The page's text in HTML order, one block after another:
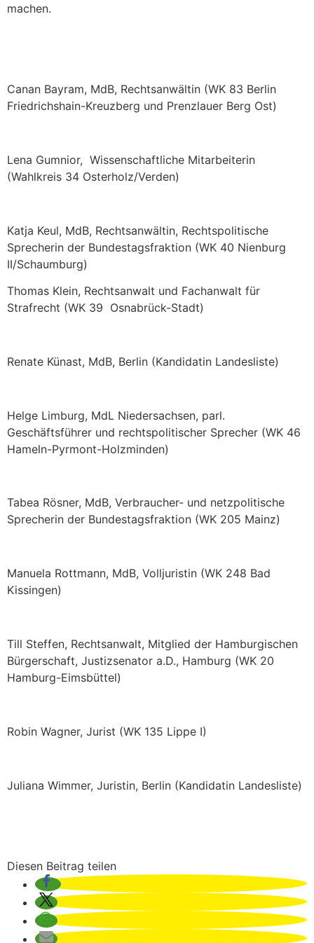
machen.
Canan Bayram, MdB, Rechtsanwältin (WK 83 Berlin
Friedrichshain-Kreuzberg und Prenzlauer Berg Ost)
Lena Gumnior, Wissenschaftliche Mitarbeiterin
(Wahlkreis 34 Osterholz/Verden)
Katja Keul, MdB, Rechtsanwältin, Rechtspolitische
Sprecherin der Bundestagsfraktion (WK 40 Nienburg
II/Schaumburg)
Thomas Klein, Rechtsanwalt und Fachanwalt für
Strafrecht (WK 39 Osnabrück-Stadt)
Renate Künast, MdB, Berlin (Kandidatin Landesliste)
Helge Limburg, MdL Niedersachsen, parl.
Geschäftsführer und rechtspolitischer Sprecher (WK 46
Hameln-Pyrmont-Holzminden)
Tabea Rösner, MdB, Verbraucher- und netzpolitische
Sprecherin der Bundestagsfraktion (WK 205 Mainz)
Manuela Rottmann, MdB, Volljuristin (WK 248 Bad
Kissingen)
Till Steffen, Rechtsanwalt, Mitglied der Hamburgischen
Bürgerschaft, Justizsenator a.D., Hamburg (WK 20
Hamburg-Eimsbüttel)
Robin Wagner, Jurist (WK 135 Lippe I)
Juliana Wimmer, Juristin, Berlin (Kandidatin Landesliste)
Diesen Beitrag teilen